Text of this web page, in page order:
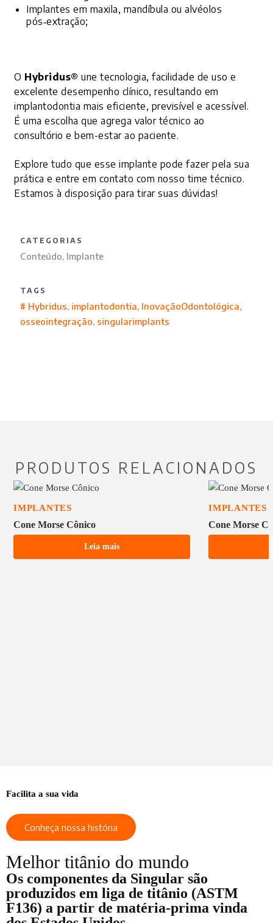
Implantes em maxila, mandíbula ou alvéolos
pós‑extração;
O Hybridus® une tecnologia, facilidade de uso e
excelente desempenho clínico, resultando em
implantodontia mais eficiente, previsível e acessível.
É uma escolha que agrega valor técnico ao
consultório e bem-estar ao paciente.
Explore tudo que esse implante pode fazer pela sua
prática e entre em contato com nosso time técnico.
Estamos à disposição para tirar suas dúvidas!
CATEGORIAS
Conteúdo, Implante
TAGS
# Hybridus, implantodontia, InovaçãoOdontológica,
osseointegração, singularimplants
PRODUTOS RELACIONADOS
IMPLANTES
Cone Morse Cônico
Leia mais
IMPLANTES
Cone Morse
Facilita a sua vida
Conheça nossa história
Melhor titânio do mundo
Os componentes da Singular são
produzidos em liga de titânio (ASTM
F136) a partir de matéria-prima vinda